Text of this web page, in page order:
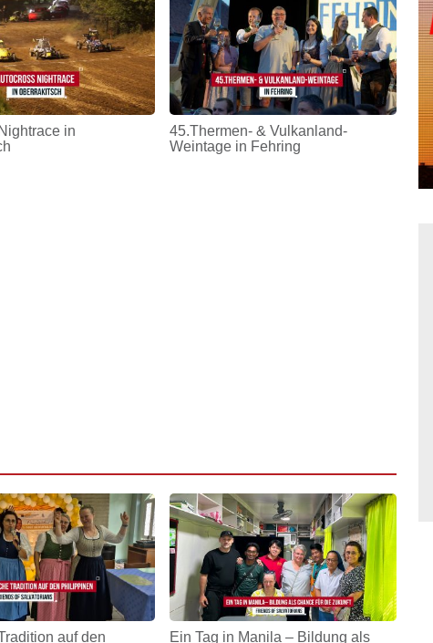
in
45.Thermen- & Vulkanland-
Weintage in Fehring
auf den
Ein Tag in Manila – Bildung als